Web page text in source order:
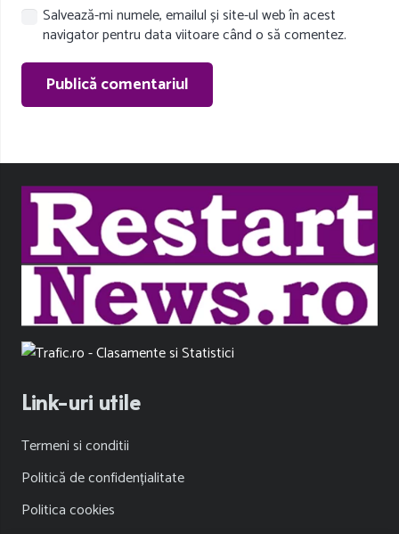
Salvează-mi numele, emailul și site-ul web în acest
navigator pentru data viitoare când o să comentez.
Publică comentariul
Link-uri utile
Termeni si conditii
Politică de confidențialitate
Politica cookies